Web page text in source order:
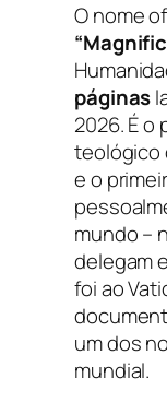
O nome
páginas
2026. É
teológico
e o
mundo –
delegam
foi ao
um dos
mundial.